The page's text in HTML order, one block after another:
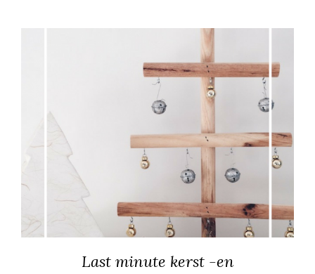
Last minute kerst -en